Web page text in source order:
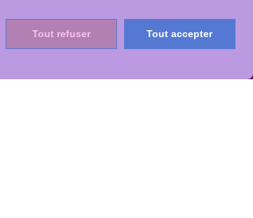
opérateur : 96
Citeo 564482
Tout refuser Tout accepter